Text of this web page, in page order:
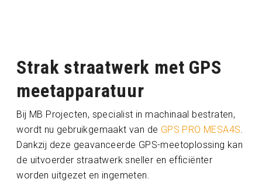
Strak straatwerk met GPS
meetapparatuur
Bij MB Projecten, specialist in machinaal bestraten,
wordt nu gebruikgemaakt van de GPS PRO MESA4S.
Dankzij deze geavanceerde GPS-meetoplossing kan
de uitvoerder straatwerk sneller en efficiënter
worden uitgezet en ingemeten.